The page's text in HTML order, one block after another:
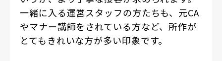
一緒に入る運営スタッフの方たちも、元CA
やマナー講師をされている方など、所作が
とてもきれいな方が多い印象です。